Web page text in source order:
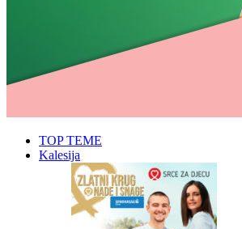
TOP TEME
Kalesija